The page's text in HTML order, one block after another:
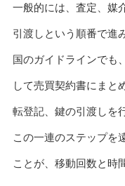
一般的には、査定、媒
引渡しという順番で進
国のガイドラインでも
して売買契約書にまと
転登記、鍵の引渡しを
この一連のステップを
ことが、移動回数と時